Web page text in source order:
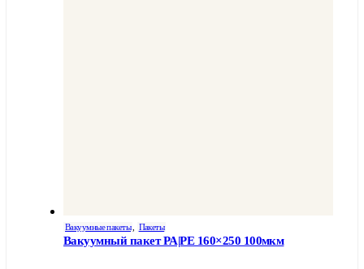
Вакуумные пакеты Пакеты
Вакуумный пакет PA|PE 160×250 100мкм